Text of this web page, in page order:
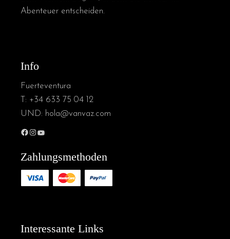
Abenteuer entscheiden.
Info
Fuerteventura
T: +34 633 75 04 12
UND: hola@vanvaz.com
Facebook
Instagram
YouTube
Zahlungsmethoden
Interessante Links